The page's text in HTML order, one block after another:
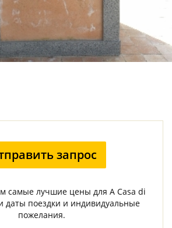
запрос
самые лучшие цены для A Casa di
даты поездки и индивидуальные
пожелания.